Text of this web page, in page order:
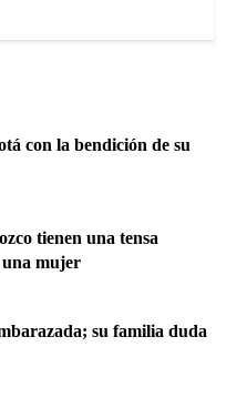
con la bendición de su
tienen una tensa
una mujer
su familia duda